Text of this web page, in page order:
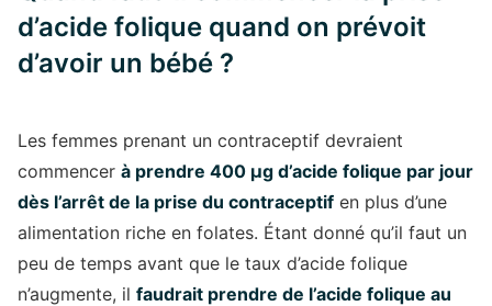
d’acide folique quand on prévoit
d’avoir un bébé ?
Les femmes prenant un contraceptif devraient
commencer à prendre 400 µg d’acide folique par jour
dès l’arrêt de la prise du contraceptif en plus d’une
alimentation riche en folates. Étant donné qu’il faut un
peu de temps avant que le taux d’acide folique
n’augmente, il faudrait prendre de l’acide folique au